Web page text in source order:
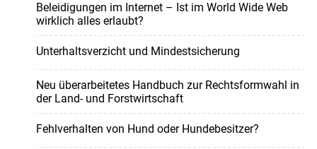
Beleidigungen im Internet – Ist im World Wide Web
wirklich alles erlaubt?
Unterhaltsverzicht und Mindestsicherung
Neu überarbeitetes Handbuch zur Rechtsformwahl in
der Land- und Forstwirtschaft
Fehlverhalten von Hund oder Hundebesitzer?